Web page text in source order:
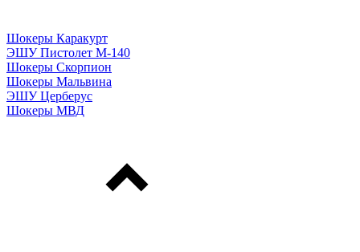
Шокеры Каракурт
ЭШУ Пистолет М-140
Шокеры Скорпион
Шокеры Мальвина
ЭШУ Церберус
Шокеры МВД